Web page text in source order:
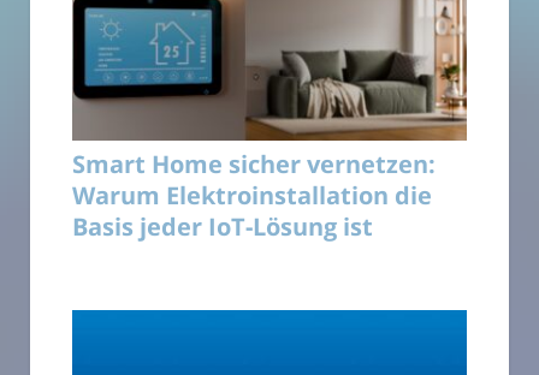
Smart Home sicher vernetzen:
Warum Elektroinstallation die
Basis jeder IoT-Lösung ist